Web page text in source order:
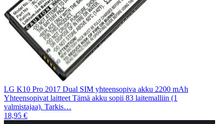
LG K10 Pro 2017 Dual SIM yhteensopiva akku 2200 mAh
Yhteensopivat laitteet Tämä akku sopii 83 laitemalliin (1
valmistajaa). Tarkis…
18,95 €